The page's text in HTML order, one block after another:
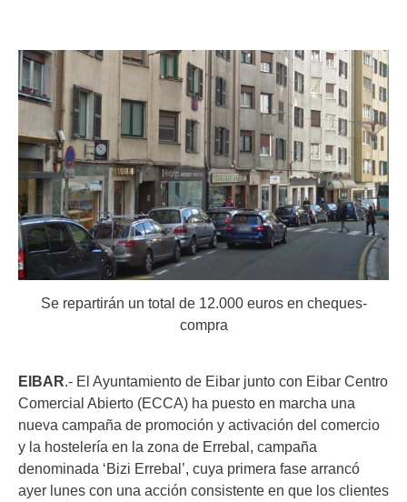
Se repartirán un total de 12.000 euros en cheques-
compra
EIBAR.- El Ayuntamiento de Eibar junto con Eibar Centro
Comercial Abierto (ECCA) ha puesto en marcha una
nueva campaña de promoción y activación del comercio
y la hostelería en la zona de Errebal, campaña
denominada ‘Bizi Errebal’, cuya primera fase arrancó
ayer lunes con una acción consistente en que los clientes